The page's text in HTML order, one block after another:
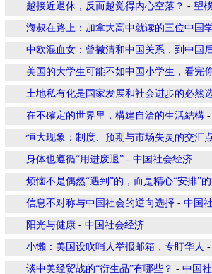
越接近退休，反而越觉得内心空落？ - 望
海叔在路上：加拿大高中就读的三位中国
中欧混血女：曾撇清和中国关系，到中国
美国的大学生可能不如中国小学生，看完
土地私有化是国家发展和社会进步的必然
在不確定的世界里，構建自洽的生活結構 -
恒大现象：制度、预期与市场失灵的交汇
身体也遵循“用进废退” - 中国社会经济
烦恼不是偶然“遇到”的，而是精心“安排”的
信息不对称与中国社会的逆向选择 - 中国
阳光与健康 - 中国社会经济
小懒：美国设吹哨人举报邮箱，专盯华人 -
谈中美经贸战的“衍生品”有哪些？ - 中国